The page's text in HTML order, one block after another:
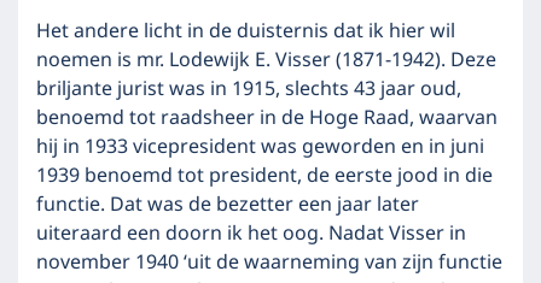
Het andere licht in de duisternis dat ik hier wil
noemen is mr. Lodewijk E. Visser (1871-1942). Deze
briljante jurist was in 1915, slechts 43 jaar oud,
benoemd tot raadsheer in de Hoge Raad, waarvan
hij in 1933 vicepresident was geworden en in juni
1939 benoemd tot president, de eerste jood in die
functie. Dat was de bezetter een jaar later
uiteraard een doorn ik het oog. Nadat Visser in
november 1940 ‘uit de waarneming van zijn functie